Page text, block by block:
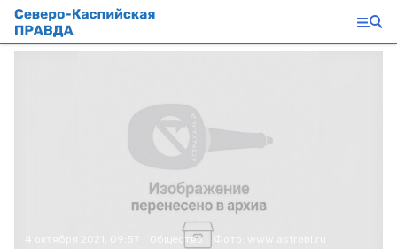
Общество